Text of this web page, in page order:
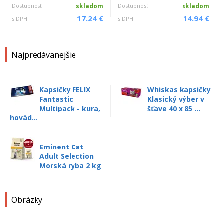
Najpredávanejšie
Kapsičky FELIX
Fantastic
Multipack - kura,
hoväd...
Whiskas kapsičky
Klasický výber v
šťave 40 x 85 ...
Eminent Cat
Adult Selection
Morská ryba 2 kg
Dostupnosť skladom
s DPH 17.24 €
Dostupnosť skladom
s DPH 14.94 €
Obrázky